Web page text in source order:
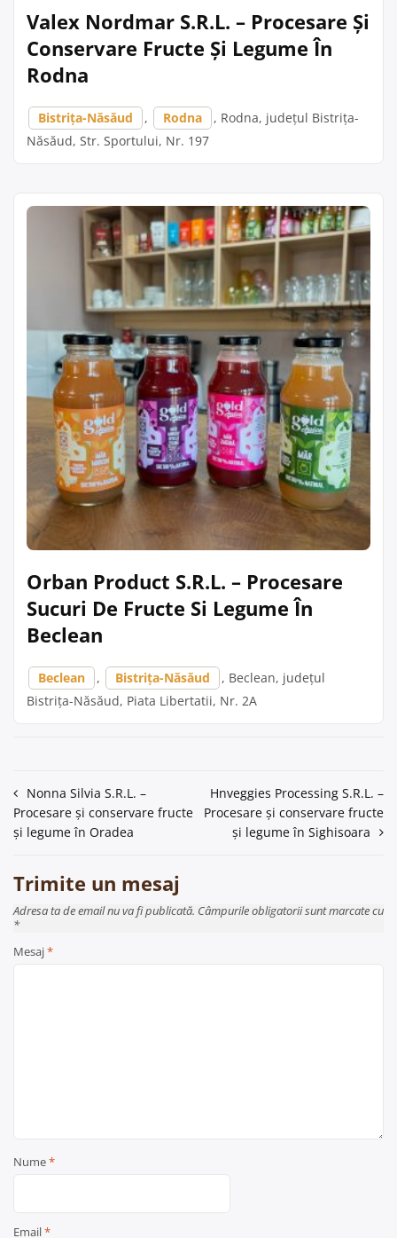
Valex Nordmar S.R.L. – Procesare Și
Conservare Fructe Și Legume În
Rodna
Bistrița-Năsăud , Rodna
, Rodna, județul Bistrița-
Năsăud, Str. Sportului, Nr. 197
Orban Product S.R.L. – Procesare
Sucuri De Fructe Si Legume În
Beclean
Beclean , Bistrița-Năsăud
, Beclean, județul
Bistrița-Năsăud, Piata Libertatii, Nr. 2A
Navigare
în
Nonna Silvia S.R.L. –
Procesare și conservare fructe
și legume în Oradea
Hnveggies Processing S.R.L. –
Procesare și conservare fructe
și legume în Sighisoara
Trimite un mesaj
Adresa ta de email nu va fi publicată. Câmpurile obligatorii sunt marcate cu
*
Mesaj*
Nume*
Email*